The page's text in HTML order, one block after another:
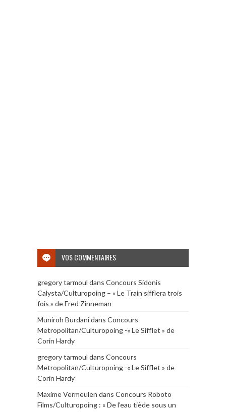
VOS COMMENTAIRES
gregory tarmoul dans Concours Sidonis
Calysta/Culturopoing – « Le Train sifflera trois
fois » de Fred Zinneman
Muniroh Burdanidans Concours
Metropolitan/Culturopoing -« Le Sifflet » de
Corin Hardy
gregory tarmoul dans Concours
Metropolitan/Culturopoing -« Le Sifflet » de
Corin Hardy
Maxime Vermeulen dans Concours Roboto
Films/Culturopoing : « De l’eau tiède sous un